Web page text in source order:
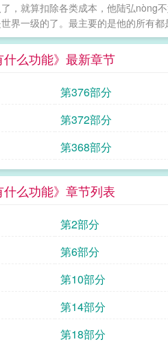
，就算扣除各类成本，他陆弘nòng
界一级的了。最主要的是他的所有
什么功能》最新章节
第376部分
第372部分
第368部分
什么功能》章节列表
第2部分
第6部分
第10部分
第14部分
第18部分